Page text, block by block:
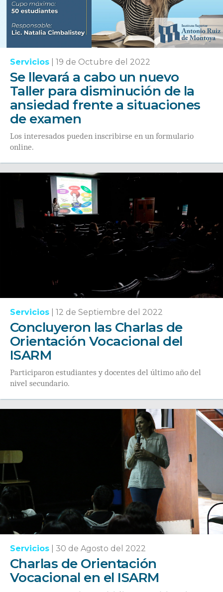
Servicios 19 de Octubre del 2022
Se llevará a cabo un nuevo
Taller para disminución de la
ansiedad frente a situaciones
de examen
Los interesados pueden inscribirse en un formulario
online.
Servicios 12 de Septiembre del 2022
Concluyeron las Charlas de
Orientación Vocacional del
ISARM
Participaron estudiantes y docentes del último año del
nivel secundario.
Servicios 30 de Agosto del 2022
Charlas de Orientación
Vocacional en el ISARM